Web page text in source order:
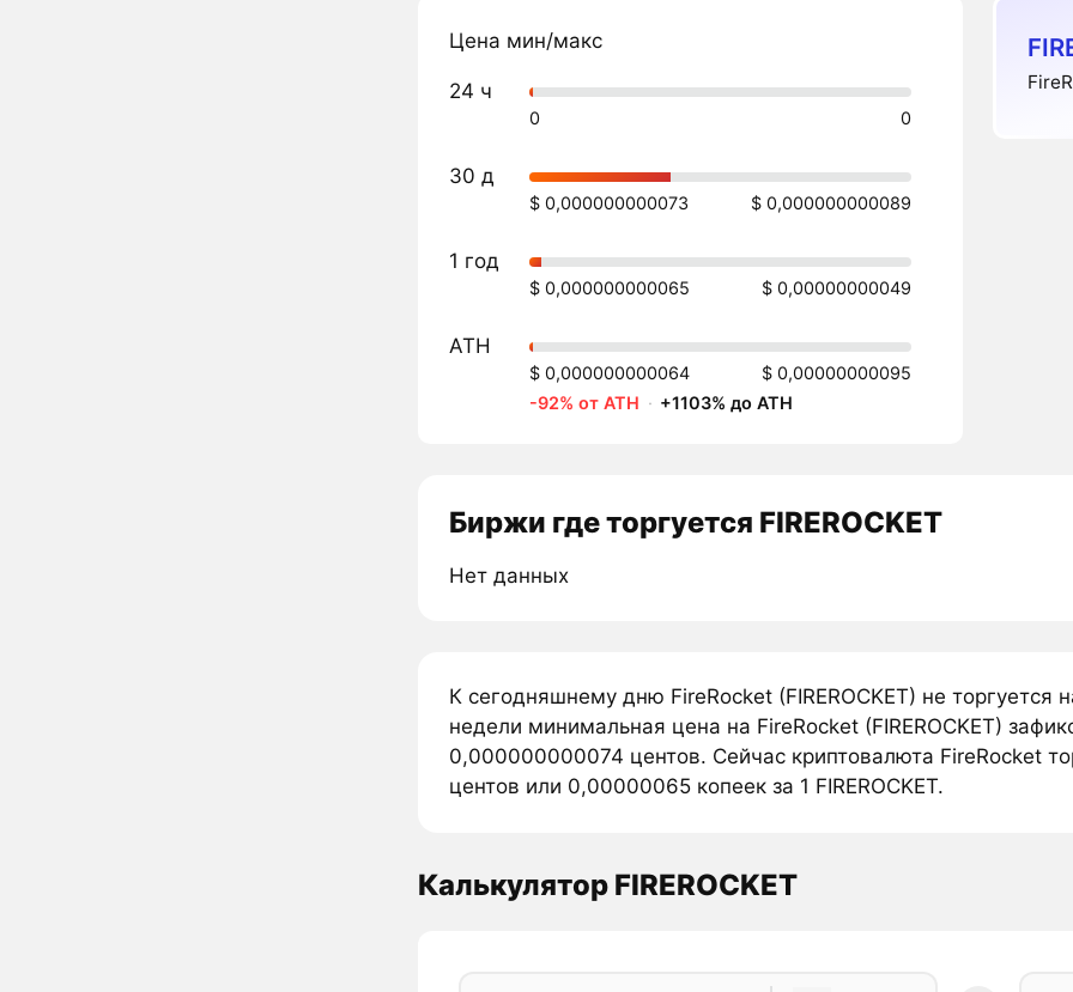
Цена мин/макс
24 ч
0 0
30 д
$ 0,000000000073 $ 0,000000000089
1 год
$ 0,000000000065 $ 0,00000000049
ATH
$ 0,000000000064
$ 0,00000000095
-92% от ATH · +1103% до ATH
Биржи где торгуется FIREROCKET
Нет данных
К сегодняшнему дню FireRocket (FIREROCKET) не
недели минимальная цена на FireRocket (FIREROCKET)
0,000000000074 центов. Сейчас криптовалюта FireRocket
центов или 0,00000065 копеек за 1 FIREROCKET.
Калькулятор FIREROCKET